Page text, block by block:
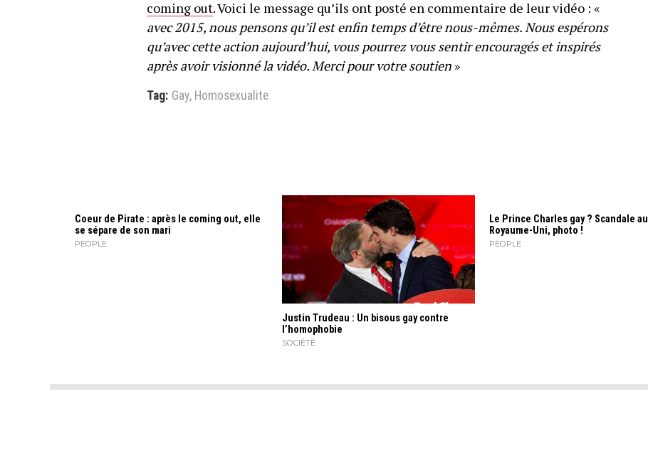
coming out. Voici le message qu’ils ont posté en commentaire de leur vidéo : «
avec 2015, nous pensons qu’il est enfin temps d’être nous-mêmes. Nous espérons
qu’avec cette action aujourd’hui, vous pourrez vous sentir encouragés et inspirés
après avoir visionné la vidéo. Merci pour votre soutien »
Tag: Gay, Homosexualite
Coeur de Pirate : après le coming out, elle
se sépare de son mari
PEOPLE
Justin Trudeau : Un bisous gay contre
l’homophobie
SOCIÉTÉ
Le Prince Charles gay ? Scandale au
Royaume-Uni, photo !
PEOPLE